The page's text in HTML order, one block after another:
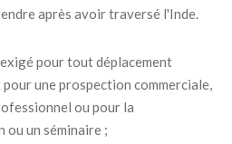
après avoir traversé l'Inde.
pour tout déplacement
une prospection commerciale,
ou pour la
un séminaire ;